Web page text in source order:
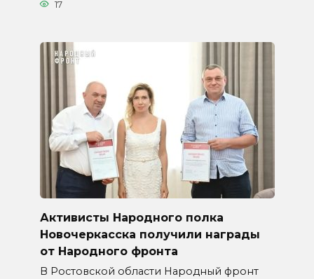
17
Активисты Народного полка
Новочеркасска получили награды
от Народного фронта
В Ростовской области Народный фронт